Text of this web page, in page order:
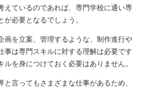
えているのであれば、専門学校に通い専
必要となるでしょう。
画を立案、管理するような、制作進行や
事は専門スキルに対する理解は必要です
を身につけておく必要はありません。
と言ってもさまざまな仕事があるため、